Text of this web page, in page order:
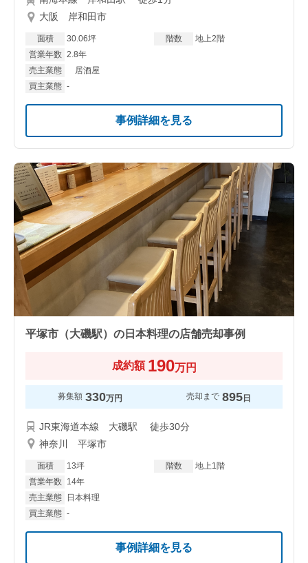
大阪 岸和田市
面積 30.06坪 階数
地上2階
営業年数 2.8年
売主業態
居酒屋
買主業態 -
事例詳細を見る
平塚市（大磯駅）の日本料理の店舗売却事例
成約額 190万円
募集額 330万円 売却まで 895日
JR東海道本線 大磯駅 徒歩30分
神奈川 平塚市
面積 13坪 階数
地上1階
営業年数
14年
売主業態
日本料理
買主業態 -
事例詳細を見る